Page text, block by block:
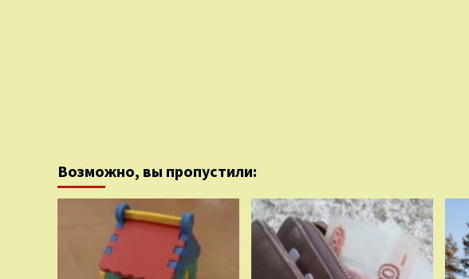
Возможно, вы пропустили: